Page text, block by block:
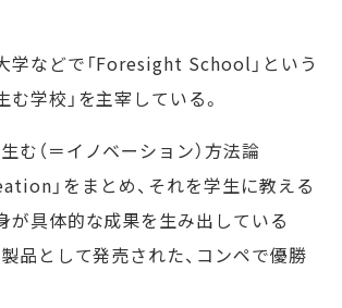
学などで「Foresight School」という
む学校」を主宰している。
む（＝イノベーション）方法論
」をまとめ、それを学生に教える
が具体的な成果を生み出している
製品として発売された、コンペで優勝